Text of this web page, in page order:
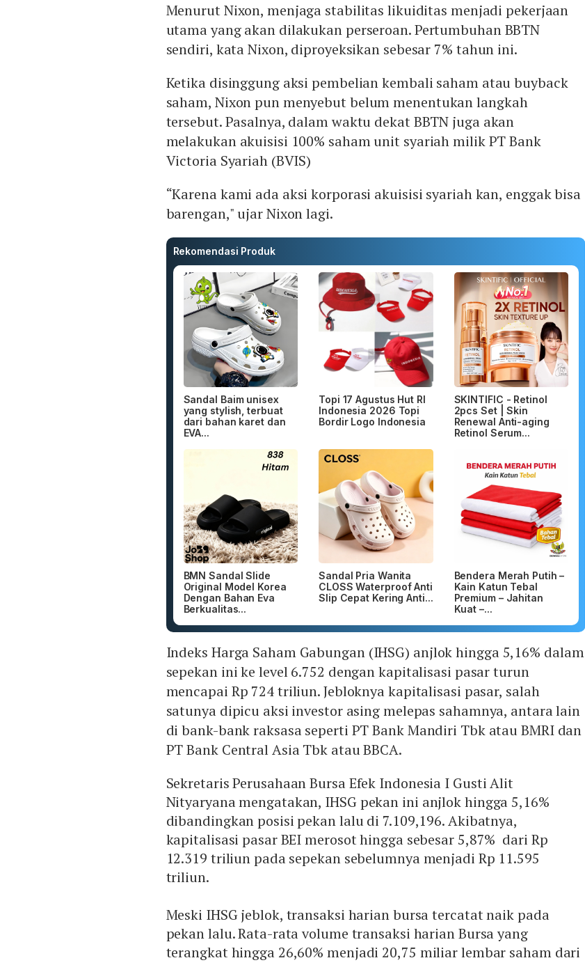
Menurut Nixon, menjaga stabilitas likuiditas menjadi pekerjaan
utama yang akan dilakukan perseroan. Pertumbuhan BBTN
sendiri, kata Nixon, diproyeksikan sebesar 7% tahun ini.
Ketika disinggung aksi pembelian kembali saham atau buyback
saham, Nixon pun menyebut belum menentukan langkah
tersebut. Pasalnya, dalam waktu dekat BBTN juga akan
melakukan akuisisi 100% saham unit syariah milik PT Bank
Victoria Syariah (BVIS)
“Karena kami ada aksi korporasi akuisisi syariah kan, enggak bisa
barengan," ujar Nixon lagi.
Rekomendasi Produk
Sandal Baim unisex
yang stylish, terbuat
dari bahan karet dan
EVA...
Topi 17 Agustus Hut RI
Indonesia 2026 Topi
Bordir Logo Indonesia
SKINTIFIC - Retinol
2pcs Set | Skin
Renewal Anti-aging
Retinol Serum...
BMN Sandal Slide
Original Model Korea
Dengan Bahan Eva
Berkualitas...
Sandal Pria Wanita
CLOSS Waterproof Anti
Slip Cepat Kering Anti...
Bendera Merah Putih –
Kain Katun Tebal
Premium – Jahitan
Kuat –...
Indeks Harga Saham Gabungan (IHSG) anjlok hingga 5,16% dalam
sepekan ini ke level 6.752 dengan kapitalisasi pasar turun
mencapai Rp 724 triliun. Jebloknya kapitalisasi pasar, salah
satunya dipicu aksi investor asing melepas sahamnya, antara lain
di bank-bank raksasa seperti PT Bank Mandiri Tbk atau BMRI dan
PT Bank Central Asia Tbk atau BBCA.
Sekretaris Perusahaan Bursa Efek Indonesia I Gusti Alit
Nityaryana mengatakan, IHSG pekan ini anjlok hingga 5,16%
dibandingkan posisi pekan lalu di 7.109,196. Akibatnya,
kapitalisasi pasar BEI merosot hingga sebesar 5,87% dari Rp
12.319 triliun pada sepekan sebelumnya menjadi Rp 11.595
triliun.
Meski IHSG jeblok, transaksi harian bursa tercatat naik pada
pekan lalu. Rata-rata volume transaksi harian Bursa yang
terangkat hingga 26,60% menjadi 20,75 miliar lembar saham dari